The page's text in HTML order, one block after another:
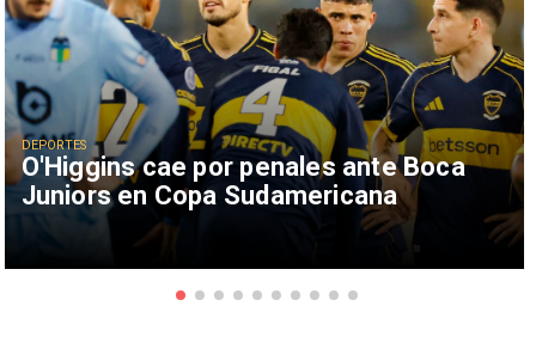
O'Higgins cae por penales ante Boca
Juniors en Copa Sudamericana
DEPORTES